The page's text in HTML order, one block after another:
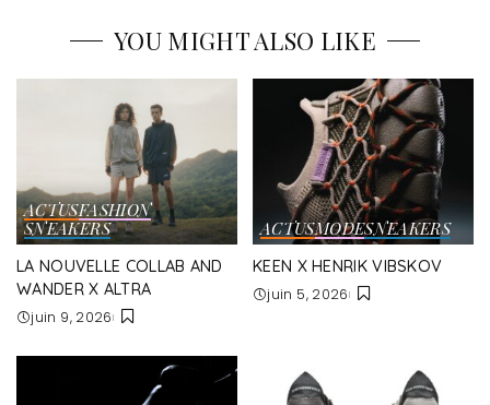
YOU MIGHT ALSO LIKE
ACTUSFASHION
SNEAKERS
LA NOUVELLE COLLAB AND
WANDER X ALTRA
juin 9, 2026
ACTUSMODESNEAKERS
KEEN X HENRIK VIBSKOV
juin 5, 2026